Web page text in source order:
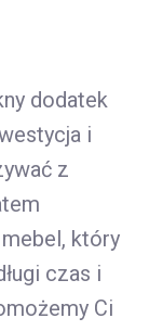
dodatek
i
z
który
czas i
Ci